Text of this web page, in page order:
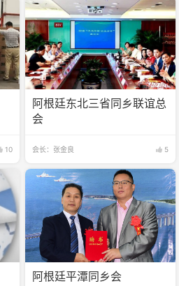
10
阿根廷东北三省同乡联谊总
会
会长：张金良 5
阿根廷平潭同乡会